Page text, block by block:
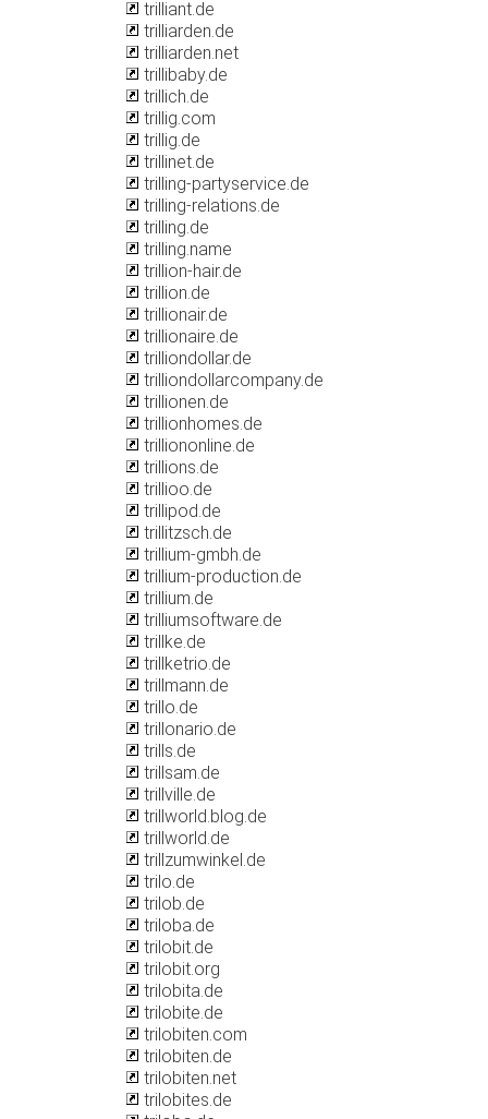
trilliant.de
trilliarden.de
trilliarden.net
trillibaby.de
trillich.de
trillig.com
trillig.de
trillinet.de
trilling-partyservice.de
trilling-relations.de
trilling.de
trilling.name
trillion-hair.de
trillion.de
trillionair.de
trillionaire.de
trilliondollar.de
trilliondollarcompany.de
trillionen.de
trillionhomes.de
trilliononline.de
trillions.de
trillioo.de
trillipod.de
trillitzsch.de
trillium-gmbh.de
trillium-production.de
trillium.de
trilliumsoftware.de
trillke.de
trillketrio.de
trillmann.de
trillo.de
trillonario.de
trills.de
trillsam.de
trillville.de
trillworld.blog.de
trillworld.de
trillzumwinkel.de
trilo.de
trilob.de
triloba.de
trilobit.de
trilobit.org
trilobita.de
trilobite.de
trilobiten.com
trilobiten.de
trilobiten.net
trilobites.de